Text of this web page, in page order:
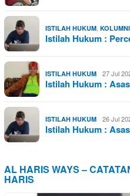
ISTILAH HUKUM
Istilah Hukum :
ISTILAH HUKUM 27 Jul
Istilah Hukum :
ISTILAH HUKUM 26 Jul
Istilah Hukum :
AL HARIS WAYS –
HARIS